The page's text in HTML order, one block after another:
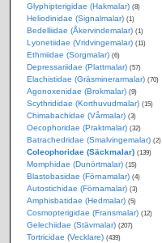
Glyphipterigidae (Hakmalar) (8)
Heliodinidae (Signalmalar) (1)
Bedelliidae (Åkervindemalar) (1)
Lyonetiidae (Vridvingemalar) (11)
Ethmiidae (Sorgmalar) (6)
Depressariidae (Plattmalar) (57)
Elachistidae (Gräsminerarmalar) (70)
Agonoxenidae (Brokmalar) (9)
Scythrididae (Korthuvudmalar) (15)
Chimabachidae (Vårmalar) (3)
Oecophoridae (Praktmalar) (32)
Batrachedridae (Smalvingemalar) (2)
Coleophoridae (Säckmalar) (139)
Momphidae (Dunörtmalar) (15)
Blastobasidae (Förnamalar) (4)
Autostichidae (Förnamalar) (3)
Amphisbatidae (Hedmalar) (5)
Cosmopterigidae (Fransmalar) (12)
Gelechiidae (Stävmalar) (207)
Tortricidae (Vecklare) (439)